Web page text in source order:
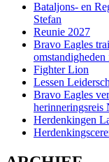
Bataljons- en
Stefan
Reunie 2027
Bravo Eagles
Fighter Lion
Lessen
Bravo Eagles
herinneringsreis
Herdenkingen